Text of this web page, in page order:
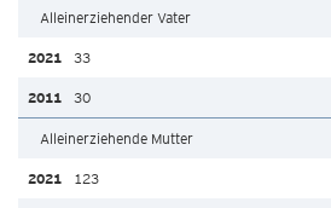
Alleinerziehender Vater
33
30
Alleinerziehende Mutter
123